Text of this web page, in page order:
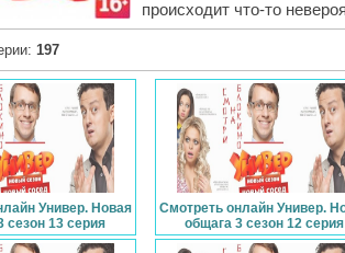
происходит что-то
: 197
Универ. Новая
сезон 13 серия
Смотреть онлайн Универ.
общага 3 сезон 12 серия